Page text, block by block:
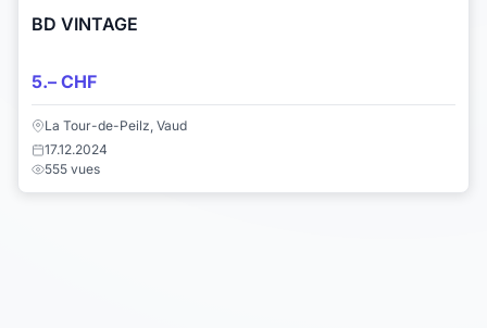
BD VINTAGE
5.– CHF
La Tour-de-Peilz, Vaud
17.12.2024
555 vues